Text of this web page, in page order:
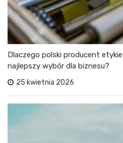
Dlaczego polski producent
najlepszy wybór dla biznesu?
25 kwietnia 2026